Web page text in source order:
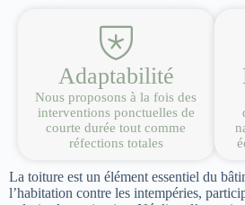
Adaptabilité
Nous proposons à la fois des
interventions ponctuelles de
courte durée tout comme
réfections totales
La toiture est un élément essentiel du
l’habitation contre les intempéries,